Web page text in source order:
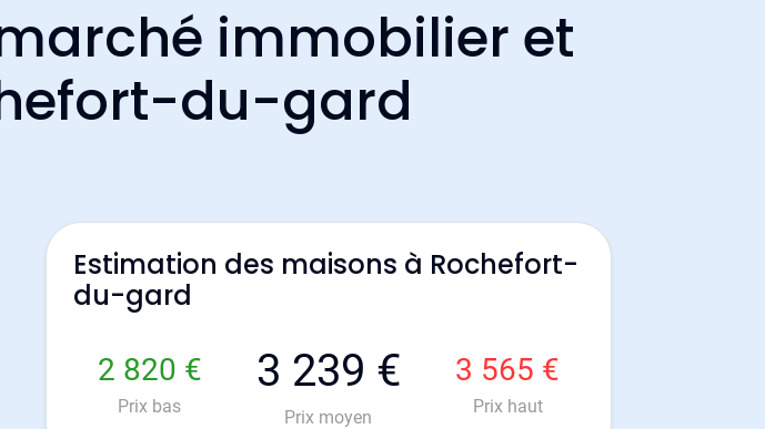
immobilier et
du-gard
Estimation des maisons à Rochefort-
du-gard
2 820 €
Prix bas
3 239 €
Prix moyen
3 565 €
Prix haut